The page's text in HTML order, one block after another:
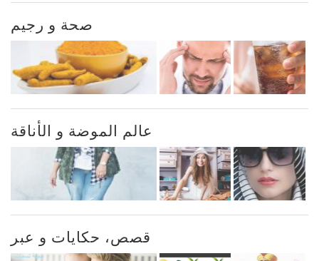
صحة و رجيم
عالم الموضة و الأناقة
قصص، حكايات و عبر